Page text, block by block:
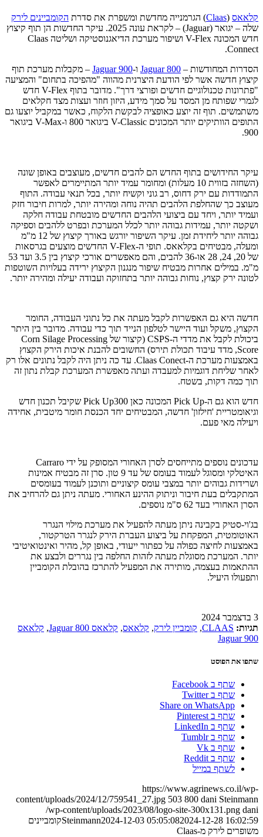
קלאאס (
Claas) הגרמנייה מחדשת ומשפרת את סדרת הקומביינים לירק
שלה – יגואר (Jaguar) – לקראת עונה 2025. עיקר החדשות הן תוף קיצוץ
חדש המכונה V-Flex ושיפור מערכת הדיאגנוסטיקה ושליטה Claas
Connect.
הסדרות המחודשות – Jaguar 800 ו-Jaguar 900 – מקבלות מערכת תוף
קיצוץ חדשה אשר לפי הודעת היצרנית מהווה "מהפיכה בתחום" והמציעה
"פתרונות טכנולוגיים חדשים ופורצי דרך". מדובר בתוף V-Flex חדש
לגמרי שפותח מן המסד על סמך מידע, היזון חוזר ועצות מצד חקלאים
משתמשים. תוף זה יוצע כאופציה לבקשת הלקוח, כאשר במקביל יוצעו גם
התופים הוותיקים יותר המכונים V-Classic ביגואר 800 ו-V-Max ביגואר
900.
עיקר החידושים בתוף החדש הם להבים חדשים, מעוצבים באופן שונה
(השחזה בזווית 10 מעלות) ומחומר עמיד יותר המתיימרים לאפשר
התמודדות עם ירק דחוס, רב גוני וקשיח יותר, בכל תנאי עבודה. התוף
מעוצב כך שהחלפת הלהבים תהיה נוחה ומהירה יותר, למרות חיבור חזק
ועמיד יותר, ויחד עם ביצועי הלהבים החדשים מובטחת עבודה חלקה
ושקטה יותר, עמידות גבוהה יותר לכלל המערכת ובפרט ללהבים וספיקה
גבוהה יותר ליחידת זמן. עיקר השיפור יורגש באורך קיצוץ של 12 מ"מ
ומעלה, מבטיחים בקלאאס. תופי ה-V-Flex החדשים מוצעים בגרסאות
של 20, 24, 28 או-36 להבים, והם מאפשרים אורכי קיצוץ בין 3.5 ועד 53
מ"מ. במילים אחרות מבטיח שיפור מנגנון הקיצוץ ירידה בעלויות השוטפות
לטונה ירק קצוץ, נוחות גבוהה יותר בתחזוקה ועבודה יעילה ומהירה יותר.
חדשה היא גם האפשרות לקבל מעתה את כל נתוני העבודה, החומר
הקצוץ, משקל ועוד היישר לטלפון הנייד תוך כדי עבודה. מדובר בין היתר
ביכולת לקבל את מדדי ה-CSPS (קיצור של Corn Silage Processing
Score, מדד עיבוד תכולת תירס) החשובים להבנת איכות הירק הקצוץ
באמצעות מערכת ה-Claas Conect. עד כה ניתן היה לקבל נתונים אלו רק
לאחר שליחת דוגמיות למעבדה ועתה מאפשרת המערכת קבלת נתון זה
תוך כמה דקות, בשטח.
חדש הוא גם ה-Pick Up המכונה כאן Pick Up300 שקיבל תכנון חדש
וגיאומטריית 'חילזון' חדשה, המבטיחים יחד הכנסת חומר מיטבית, אחידה
ויעילה מאי פעם.
עדכונים נוספים מתייחסים לסרן האחורי המסופק על ידי Carraro
האיטלקי ומסוגל לעמוד בעומס של עד 9 טון. סרן זה מבטיח אמינות
ושרידות גבוהים יותר במצבי עומס קיצוניים ותוכנן לעמוד בעומסים
המתקבלים בעת חיבור וניתוק ההינע האחורי. מעתה ניתן גם להרחיב את
הסרן האחורי בעד 62 ס"מ נוספים.
בג'וי-סטיק בקבינה ניתן מעתה להפעיל את מערכת מילוי הנגרר
האוטומטית, המפקחת על ביצוע העברת הירק לנגרר הטרקטור,
באמצעות לחיצה כפולה על כפתור ייעודי, באופן קל, מהיר ואינטואיטיבי
יותר. המערכת מסוגלת מעתה לזהות החלפה בין נגררים ולבצע את
ההתאמות בעצמה, מותירה את המפעיל להתרכז בהובלת הקומביין
ותפעולו היעיל.
3 בדצמבר 2024
תגיות: CLAAS
, קומביין לירק, קלאאס, קלאאס Jaguar 800 , קלאאס
Jaguar 900
שתפו את הפוסט
שתף ב Facebook
שתף ב Twitter
Share on WhatsApp
שתף ב Pinterest
שתף ב LinkedIn
שתף ב Tumblr
שתף ב Vk
שתף ב Reddit
לשתף במייל
https://www.agrinews.co.il/wp-
content/uploads/2024/12/759541_27.jpg 503 800 dani Steinmann
/wp-content/uploads/2023/08/logo-site-300x131.png dani
Steinmann2024-12-03 05:05:082024-12-28 16:02:59
קומביינים
משופרים לירק מ-Claas